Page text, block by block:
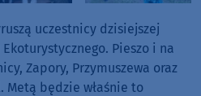
uczestnicy dzisiejszej
Pieszo i na
Zapory, Przymuszewa oraz
Metą będzie właśnie to